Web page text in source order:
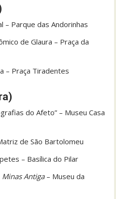
– Parque das Andorinhas
de Glaura – Praça da
– Praça Tiradentes
do Afeto” – Museu Casa
de São Bartolomeu
– Basílica do Pilar
Minas Antiga– Museu da